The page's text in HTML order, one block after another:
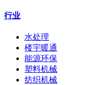
行业
水处理
楼宇暖通
能源环保
塑料机械
纺织机械